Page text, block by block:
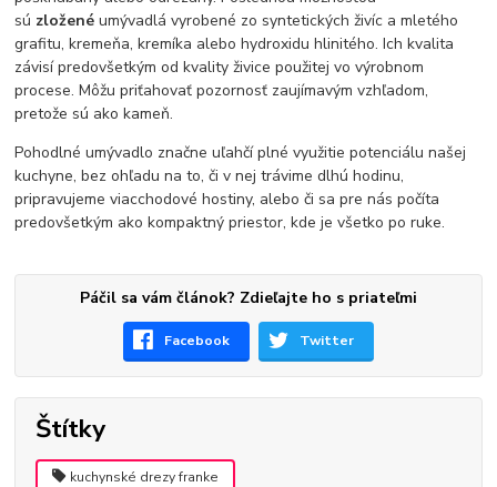
sú zložené umývadlá vyrobené zo syntetických živíc a mletého
grafitu, kremeňa, kremíka alebo hydroxidu hlinitého. Ich kvalita
závisí predovšetkým od kvality živice použitej vo výrobnom
procese. Môžu priťahovať pozornosť zaujímavým vzhľadom,
pretože sú ako kameň.
Pohodlné umývadlo značne uľahčí plné využitie potenciálu našej
kuchyne, bez ohľadu na to, či v nej trávime dlhú hodinu,
pripravujeme viacchodové hostiny, alebo či sa pre nás počíta
predovšetkým ako kompaktný priestor, kde je všetko po ruke.
Páčil sa vám článok? Zdieľajte ho s priateľmi
Facebook Twitter
Štítky
kuchynské drezy franke